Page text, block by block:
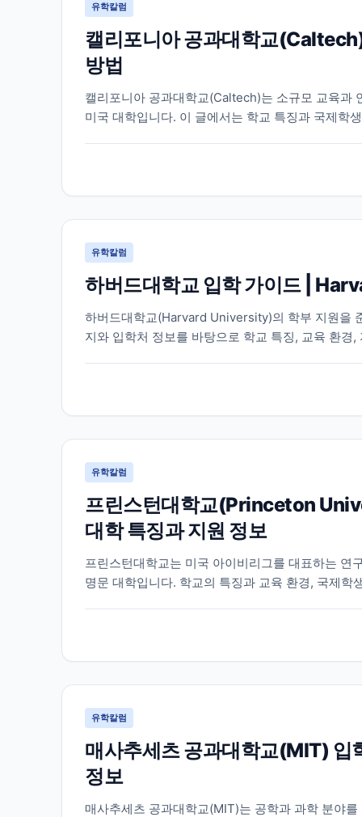
유학칼럼
캘리포니아 공과대학교
방법
캘리포니아 공과대학교(Caltech)는 소규모 교육과
미국 대학입니다. 이 글에서는 학교 특징과 국제학
유학칼럼
하버드대학교 입학 가이드 |
하버드대학교(Harvard University)의 학부 지원을
지와 입학처 정보를 바탕으로 학교 특징, 교육 환경
유학칼럼
프린스턴대학교(Princeton
대학 특징과 지원 정보
프린스턴대학교는 미국 아이비리그를 대표하는 연
명문 대학입니다. 학교의 특징과 교육 환경, 국제
유학칼럼
매사추세츠 공과대학교(MIT) 입
정보
매사추세츠 공과대학교(MIT)는 공학과 과학 분야